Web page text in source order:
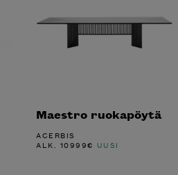
Maestro ruokapöytä
ACERBIS
ALK. 10999€ UUSI